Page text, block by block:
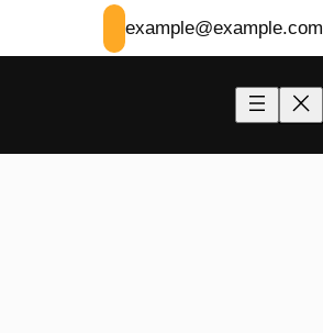
example@example.com